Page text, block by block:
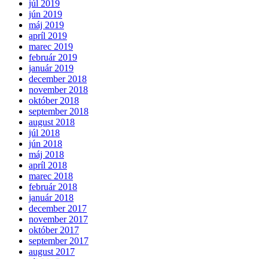
júl 2019
jún 2019
máj 2019
apríl 2019
marec 2019
február 2019
január 2019
december 2018
november 2018
október 2018
september 2018
august 2018
júl 2018
jún 2018
máj 2018
apríl 2018
marec 2018
február 2018
január 2018
december 2017
november 2017
október 2017
september 2017
august 2017